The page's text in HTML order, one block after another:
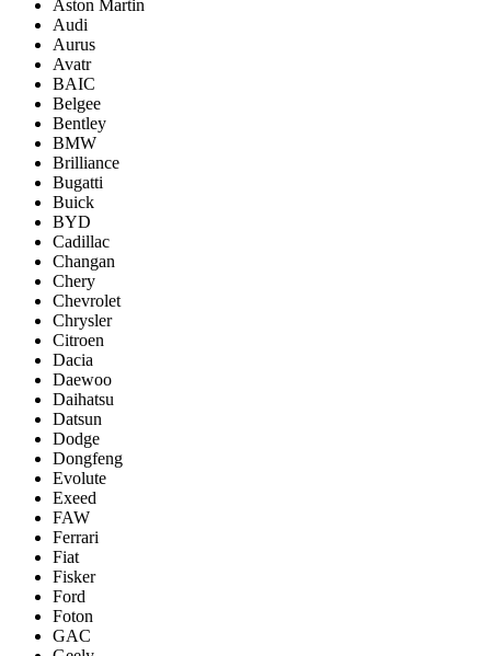
Aston Martin
Audi
Aurus
Avatr
BAIC
Belgee
Bentley
BMW
Brilliance
Bugatti
Buick
BYD
Cadillac
Changan
Chery
Chevrolet
Chrysler
Citroen
Dacia
Daewoo
Daihatsu
Datsun
Dodge
Dongfeng
Evolute
Exeed
FAW
Ferrari
Fiat
Fisker
Ford
Foton
GAC